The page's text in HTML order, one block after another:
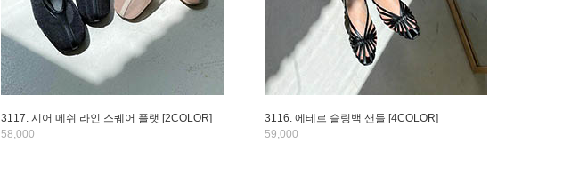
3117. 시어 메쉬 라인 스퀘어 플랫 [2COLOR]
58,000
3116. 에테르 슬링백 샌들 [4COLOR]
59,000